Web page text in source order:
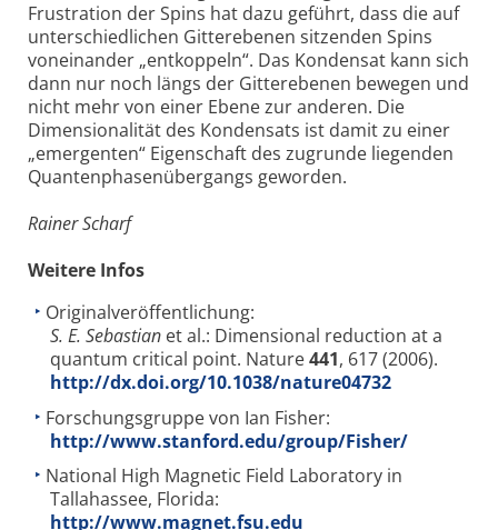
Frustration der Spins hat dazu geführt, dass die auf
unterschiedlichen Gitterebenen sitzenden Spins
voneinander „entkoppeln“. Das Kondensat kann sich
dann nur noch längs der Gitterebenen bewegen und
nicht mehr von einer Ebene zur anderen. Die
Dimensionalität des Kondensats ist damit zu einer
„emergenten“ Eigenschaft des zugrunde liegenden
Quantenphasenübergangs geworden.
Rainer Scharf
Weitere Infos
Originalveröffentlichung:
S. E. Sebastian et al.: Dimensional reduction at a
quantum critical point. Nature441, 617 (2006).
http://dx.doi.org/10.1038/nature04732
Forschungsgruppe von Ian Fisher:
http://www.stanford.edu/group/Fisher/
National High Magnetic Field Laboratory in
Tallahassee, Florida:
http://www.magnet.fsu.edu